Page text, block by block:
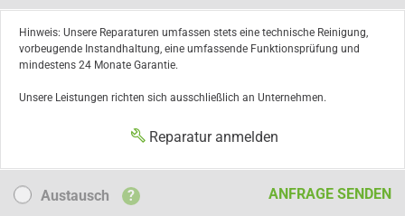
Hinweis: Unsere Reparaturen umfassen stets eine technische Reinigung,
vorbeugende Instandhaltung, eine umfassende Funktionsprüfung und
mindestens 24 Monate Garantie.
Unsere Leistungen richten sich ausschließlich an Unternehmen.
Reparatur anmelden
Austausch
Austausch ? ANFRAGE SENDEN